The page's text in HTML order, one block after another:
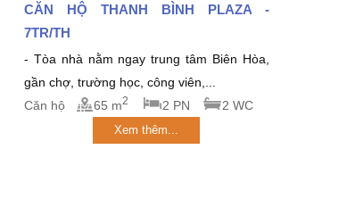
CĂN HỘ THANH BÌNH PLAZA -
7TR/TH
- Tòa nhà nằm ngay trung tâm Biên Hòa,
gần chợ, trường học, công viên,...
Căn hộ
65 m2 2 PN 2 WC
Xem thêm...